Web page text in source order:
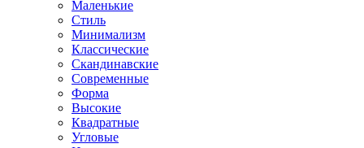
Маленькие
Стиль
Минимализм
Классические
Скандинавские
Современные
Форма
Высокие
Квадратные
Угловые